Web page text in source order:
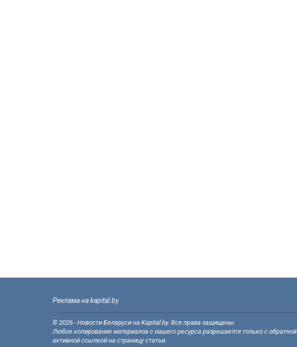
Реклама на kapital.by
© 2026 - Новости Беларуси на Kapital.by. Все права защищены.
Любое копирование материалов с нашего ресурса разрешается только с обратной
активной ссылкой на страницу статьи.